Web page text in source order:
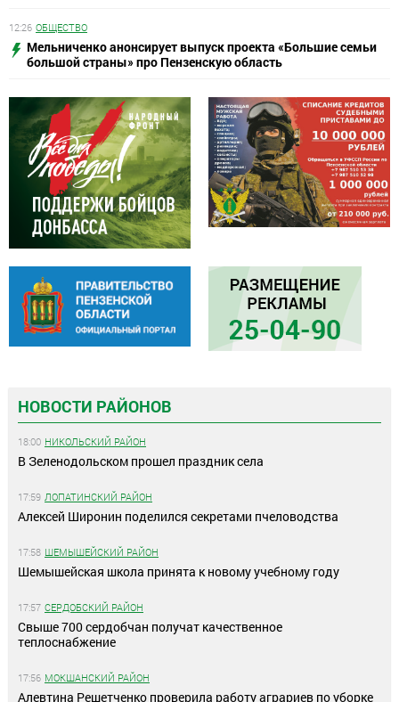
12:26 ОБЩЕСТВО
Мельниченко анонсирует выпуск проекта «Большие семьи
большой страны» про Пензенскую область
НОВОСТИ РАЙОНОВ
18:00 НИКОЛЬСКИЙ РАЙОН
В Зеленодольском прошел праздник села
17:59 ЛОПАТИНСКИЙ РАЙОН
Алексей Широнин поделился секретами пчеловодства
17:58 ШЕМЫШЕЙСКИЙ РАЙОН
Шемышейская школа принята к новому учебному году
17:57 СЕРДОБСКИЙ РАЙОН
Свыше 700 сердобчан получат качественное
теплоснабжение
17:56 МОКШАНСКИЙ РАЙОН
Алевтина Решетченко проверила работу аграриев по уборке